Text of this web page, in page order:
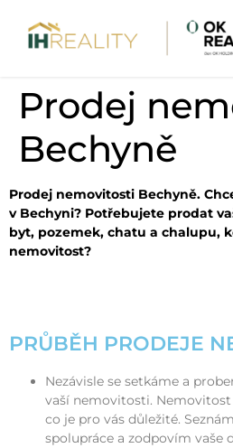
Prodej
Bechyně
Prodej nemovitosti Bechyně.
v Bechyni? Potřebujete prodat
byt, pozemek, chatu a chalupu,
nemovitost?
PRŮBĚH PRODEJE
Nezávisle se setkáme a
vaší nemovitosti.
co je pro vás důležité.
spolupráce a zodpovím vaše